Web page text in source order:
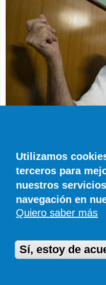
arreglar nada en este
-¿Y todas estas
indicios de un
de Estados Unidos
general...
Utilizamos
terceros para
nuestros
navegación en
Quiero saber más
Sí, estoy de